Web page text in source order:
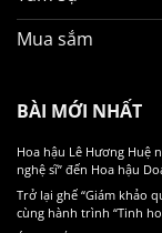
Mua sắm
BÀI MỚI NHẤT
Hoa hậu Lê Hương Huệ
nghệ sĩ” đến Hoa hậu
Trở lại ghế “Giám khảo
cùng hành trình “Tinh